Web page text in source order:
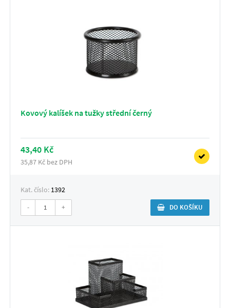
Kovový kalíšek na tužky střední černý
43,40 Kč
35,87 Kč bez DPH
Kat. číslo: 1392
- + DO KOŠÍKU